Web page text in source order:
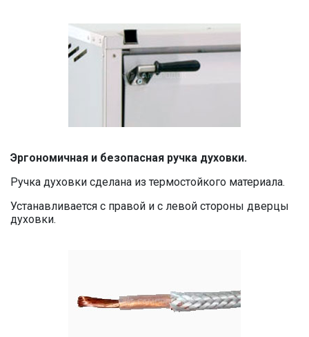
Эргономичная и безопасная ручка духовки.
Ручка духовки сделана из термостойкого материала.
Устанавливается с правой и с левой стороны дверцы
духовки.